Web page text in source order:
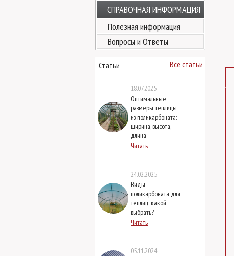
СПРАВОЧНАЯ ИНФОРМАЦИЯ
Полезная информация
Вопросы и Ответы
Статьи Все статьи
18.07.2025
Оптимальные
размеры теплицы
из поликарбоната:
ширина, высота,
длина
Читать
24.02.2025
Виды
поликарбоната для
теплиц: какой
выбрать?
Читать
05.11.2024